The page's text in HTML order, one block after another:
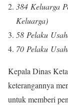
384 Keluarga
Keluarga)
58 Pelaku
70 Pelaku
Kepala Dinas
keterangannya
untuk memberi